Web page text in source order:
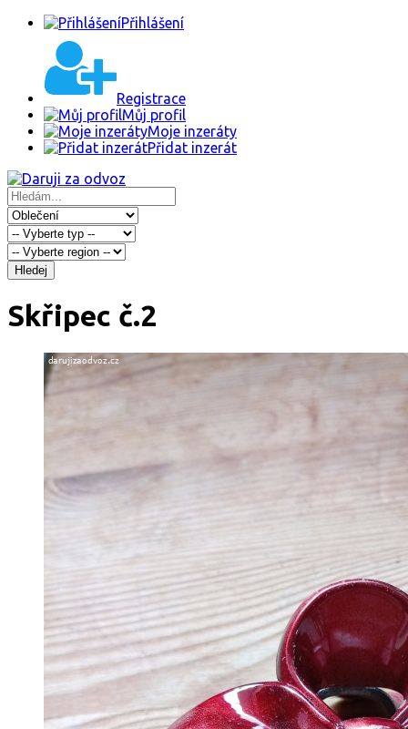
Přihlášení
Registrace
Můj profil
Moje inzeráty
Přidat inzerát
Hledej
Skřipec č.2